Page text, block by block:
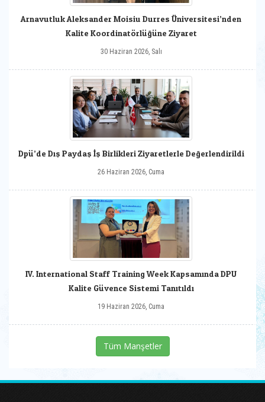
Arnavutluk Aleksander Moisiu Durres Üniversitesi’nden
Kalite Koordinatörlüğüne Ziyaret
30 Haziran 2026, Salı
Dpü’de Dış Paydaş İş Birlikleri Ziyaretlerle Değerlendirildi
26 Haziran 2026, Cuma
IV. International Staff Training Week Kapsamında DPU
Kalite Güvence Sistemi Tanıtıldı
19 Haziran 2026, Cuma
Tüm Manşetler